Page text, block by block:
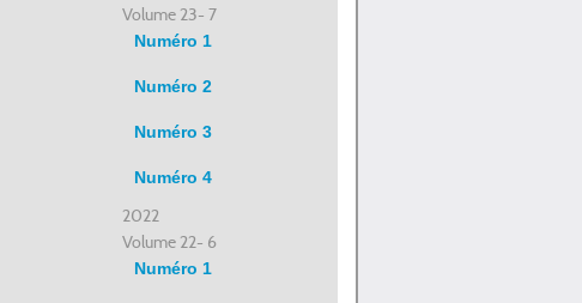
Volume 23- 7
Numéro 1
Numéro 2
Numéro 3
Numéro 4
2022
Volume 22- 6
Numéro 1